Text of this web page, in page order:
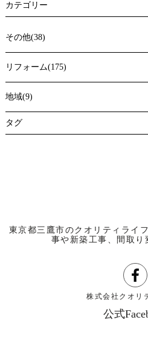
カテゴリー
その他(38)
リフォーム(175)
地域(9)
タグ
東京都三鷹市のクオリティライ
事や新築工事、間取り
株式会社クオリ
公式